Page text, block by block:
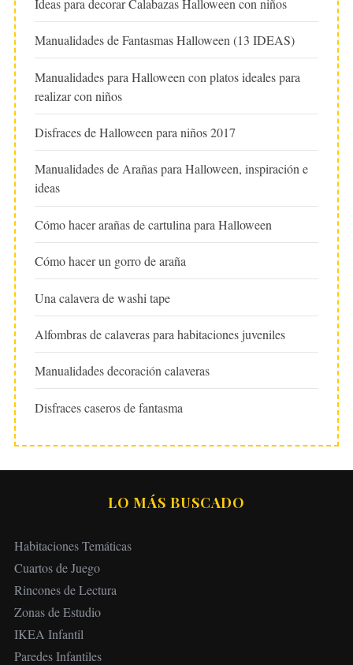
Ideas para decorar Calabazas Halloween con niños
Manualidades de Fantasmas Halloween (13 IDEAS)
Manualidades para Halloween con platos ideales para
realizar con niños
Disfraces de Halloween para niños 2017
Manualidades de Arañas para Halloween, inspiración e
ideas
Cómo hacer arañas de cartulina para Halloween
Cómo hacer un gorro de araña
Una calavera de washi tape
Alfombras de calaveras para habitaciones juveniles
Manualidades decoración calaveras
Disfraces caseros de fantasma
LO MÁS BUSCADO
Habitaciones Temáticas
Cuartos de Juego
Rincones de Lectura
Zonas de Estudio
IKEA Infantil
Paredes Infantiles